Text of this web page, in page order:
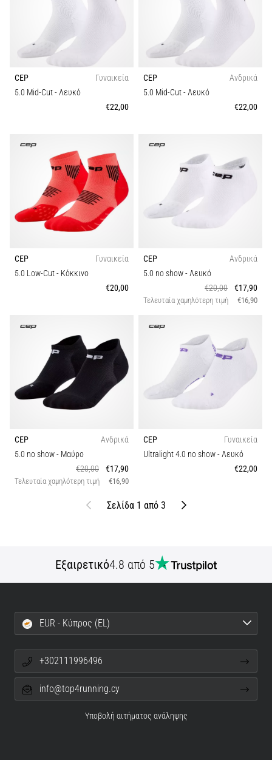
CEP
Γυναικεία
5.0 Mid-Cut- Λευκό
€22,00
CEP
Ανδρικά
5.0 Mid-Cut- Λευκό
€22,00
CEP
Γυναικεία
5.0 Low-Cut- Κόκκινο
€20,00
CEP
Ανδρικά
5.0 no show- Λευκό
€20,00
€17,90
Τελευταία χαμηλότερη τιμή €16,90
CEP
Ανδρικά
5.0 no show- Μαύρο
€20,00
€17,90
Τελευταία χαμηλότερη τιμή €16,90
CEP
Γυναικεία
Ultralight 4.0 no show- Λευκό
€22,00
Προηγούμενο
Σελίδα 1 από 3 Επόμενο
Εξαιρετικό4.8 από 5
EUR - Κύπρος (EL)
+302111996496
info@top4running.cy
Υποβολή αιτήματος ανάληψης